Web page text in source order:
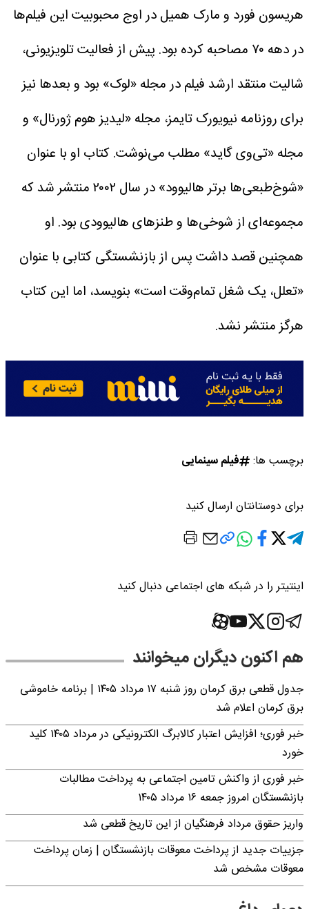
هریسون فورد و مارک همیل در اوج محبوبیت این فیلم‌ها
در دهه ۷۰ مصاحبه کرده بود.
پیش از فعالیت تلویزیونی،
شالیت منتقد ارشد فیلم در مجله «لوک» بود و بعدها نیز
برای روزنامه نیویورک تایمز، مجله «لیدیز هوم ژورنال» و
مجله «تی‌وی گاید» مطلب می‌نوشت.کتاب او با عنوان
«شوخ‌طبعی‌ها برتر هالیوود» در سال ۲۰۰۲ منتشر شد که
مجموعه‌ای از شوخی‌ها و طنزهای هالیوودی بود. او
همچنین قصد داشت پس از بازنشستگی کتابی با عنوان
«تعلل، یک شغل تمام‌وقت است» بنویسد، اما این کتاب
هرگز منتشر نشد.
برچسب ها: فیلم سینمایی
برای دوستانتان ارسال کنید
اینتیتر را در شبکه های اجتماعی دنبال کنید
هم اکنون دیگران میخوانند
جدول قطعی برق کرمان روز شنبه ۱۷ مرداد ۱۴۰۵ | برنامه خاموشی
برق کرمان اعلام شد
خبر فوری؛ افزایش اعتبار کالابرگ الکترونیکی در مرداد ۱۴۰۵ کلید
خورد
خبر فوری از واکنش تامین اجتماعی به پرداخت مطالبات
بازنشستگان امروز جمعه ۱۶ مرداد ۱۴۰۵
واریز حقوق مرداد فرهنگیان از این تاریخ قطعی شد
جزییات جدید از پرداخت معوقات بازنشستگان | زمان پرداخت
معوقات مشخص شد